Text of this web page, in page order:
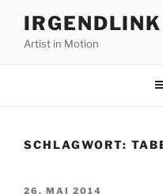
Inhalt
springen
IRGENDLINK
Artist in Motion
SCHLAGWORT:
VERÖFFENTLICHT
26. MAI 2014